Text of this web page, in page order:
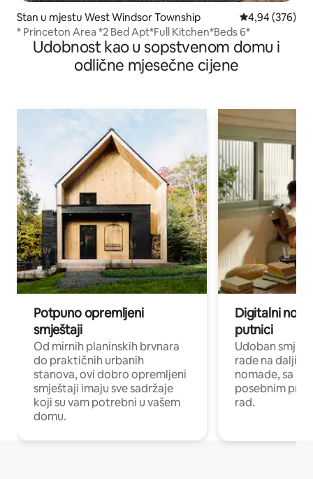
Stan u mjestu West Windsor Township prosječna
4,94 (376)
* Princeton Area *2 Bed Apt*Full Kitchen*Beds 6*
Udobnost kao u sopstvenom domu i
odlične mjesečne cijene
Potpuno opremljeni
smještaji
Od mirnih planinskih brvnara
do praktičnih urbanih
stanova, ovi dobro opremljeni
smještaji imaju sve sadržaje
koji su vam potrebni u vašem
domu.
Digitalni
putnici
Udoban
rade na
nomade, sa
posebnim
rad.